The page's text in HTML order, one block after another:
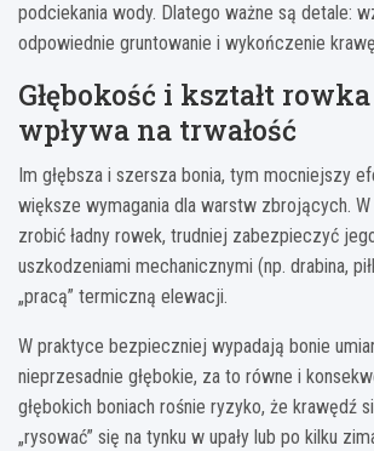
podciekania wody. Dlatego ważne są detale:
odpowiednie gruntowanie i wykończenie
Głębokość i kształt
wpływa na trwałość
Im głębsza i szersza bonia, tym mocniejszy
większe wymagania dla warstw zbrojących. W
zrobić ładny rowek, trudniej zabezpieczyć
uszkodzeniami mechanicznymi (np. drabina,
„pracą” termiczną elewacji.
W praktyce bezpieczniej wypadają bonie
nieprzesadnie głębokie, za to równe i
głębokich boniach rośnie ryzyko, że krawędź
„rysować” się na tynku w upały lub po kilku